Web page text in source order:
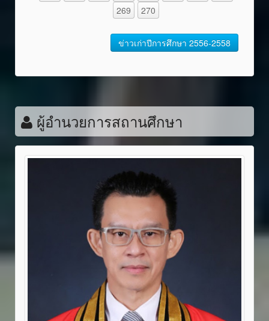
269
270
ข่าวเก่าปีการศึกษา 2556-2558
ผู้อำนวยการสถานศึกษา